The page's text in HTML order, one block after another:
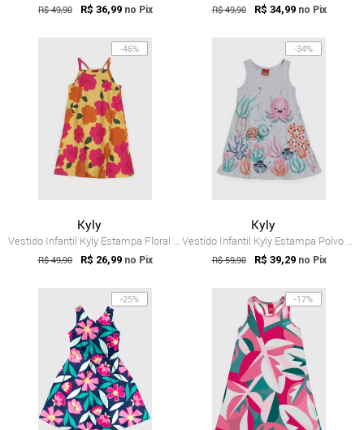
R$ 49,90 R$ 36,99 no Pix R$ 49,90 R$ 34,99 no Pix
-46%
Kyly
Vestido Infantil Kyly Estampa Floral Amarelo
R$ 49,90 R$ 26,99 no Pix
-34%
Kyly
Vestido Infantil Kyly Estampa Polvo Cinza
R$ 59,90 R$ 39,29 no Pix
-25% -17%